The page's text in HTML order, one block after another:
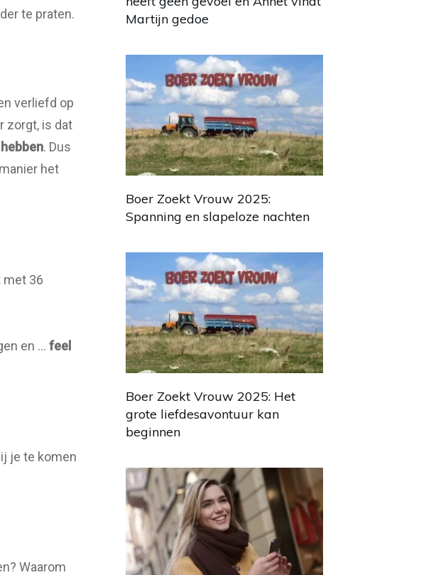
te praten.
verliefd op
zorgt, is dat
. Dus
het
met 36
en … feel
je te komen
Waarom
Martijn gedoe
Boer Zoekt Vrouw 2025:
Spanning en slapeloze nachten
Boer Zoekt Vrouw 2025: Het
grote liefdesavontuur kan
beginnen